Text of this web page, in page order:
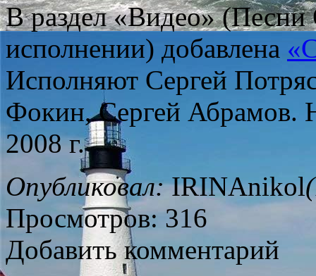
В раздел «Видео» (Песни
исполнении) добавлена
Исполняют Сергей
Фокин, Сергей Абрамов.
2008 г.
Опубликовал:IRINAnikol
Просмотров: 316
Добавить комментарий